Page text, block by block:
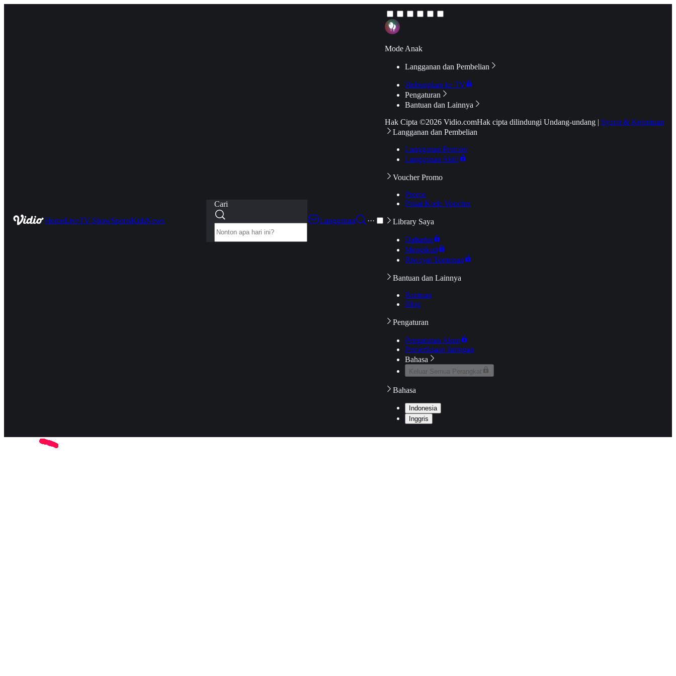
HomeLiveTV ShowSportsKidsNews
Cari
Langganan
···
Mode Anak
Langganan dan Pembelian
Hubungkan ke TV
Pengaturan
Bantuan dan Lainnya
Hak Cipta ©2026 Vidio.comHak cipta dilindungi Undang-undang | Syarat & Ketentuan
Langganan dan Pembelian
Langganan Premier
Langganan Aktif
Voucher Promo
Promo
Pakai Kode Voucher
Library Saya
Daftarku
Mengikuti
Riwayat Tontonan
Bantuan dan Lainnya
Bantuan
Blog
Pengaturan
Pengaturan Akun
Pemeriksaan Jaringan
Bahasa
Keluar Semua Perangkat
Bahasa
Indonesia
Inggris